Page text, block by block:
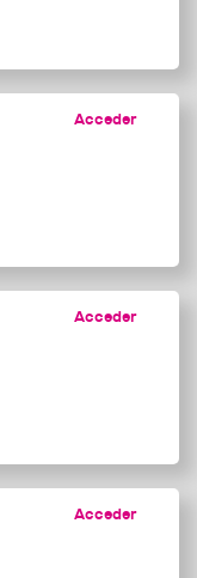
Acceder
Acceder
Acceder